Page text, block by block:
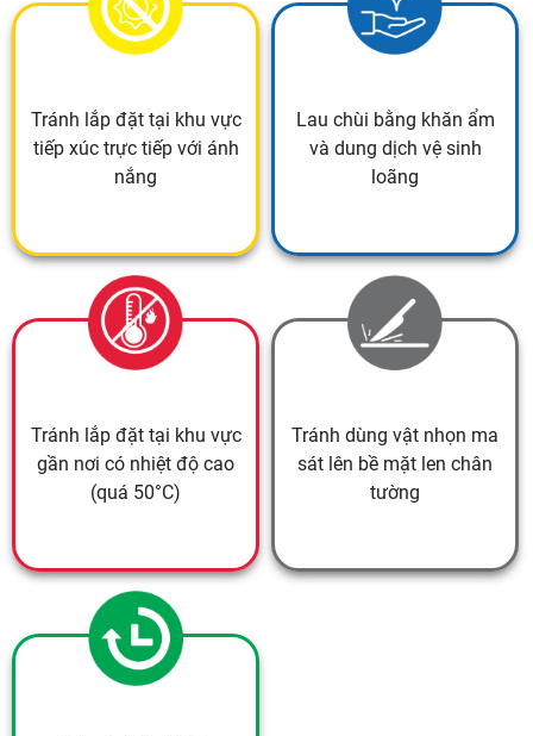
Tránh lắp đặt tại khu vực
tiếp xúc trực tiếp với ánh
nắng
Lau chùi bằng khăn ẩm
và dung dịch vệ sinh
loãng
Tránh lắp đặt tại khu vực
gần nơi có nhiệt độ cao
(quá 50°C)
Tránh dùng vật nhọn ma
sát lên bề mặt len chân
tường